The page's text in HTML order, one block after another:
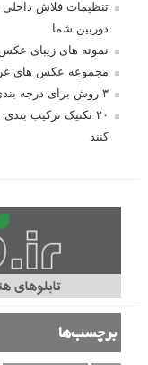
تنظیمات فلاش داخلی
دوربین شما
نمونه های زیبای
مجموعه عکس های
۳ روش برای درجه بندی و تنظیم دقیق رنگ در فتوشاپ
۲۰ تکنیک ترکیب
کنند
برچسب‌ها